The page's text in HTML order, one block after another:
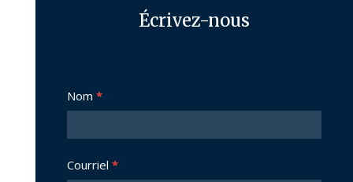
Écrivez-nous
Nous
joindre
Nom*
Courriel*